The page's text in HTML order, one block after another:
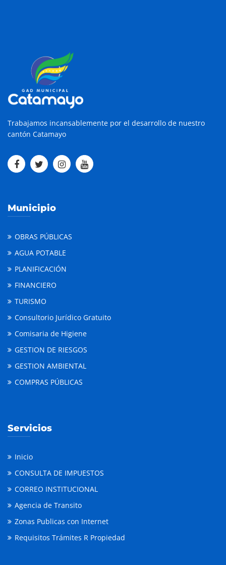
Trabajamos incansablemente por el desarrollo de nuestro
cantón Catamayo
Municipio
OBRAS PÚBLICAS
AGUA POTABLE
PLANIFICACIÓN
FINANCIERO
TURISMO
Consultorio Jurídico Gratuito
Comisaria de Higiene
GESTION DE RIESGOS
GESTION AMBIENTAL
COMPRAS PÚBLICAS
Servicios
Inicio
CONSULTA DE IMPUESTOS
CORREO INSTITUCIONAL
Agencia de Transito
Zonas Publicas con Internet
Requisitos Trámites R Propiedad